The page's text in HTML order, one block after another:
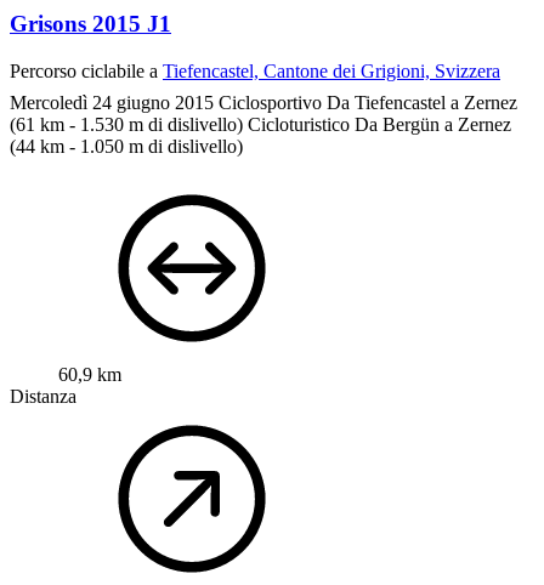
Grisons 2015 J1
Percorso ciclabile a Tiefencastel, Cantone dei Grigioni, Svizzera
Mercoledì 24 giugno 2015 Ciclosportivo Da Tiefencastel a Zernez
(61 km - 1.530 m di dislivello) Cicloturistico Da Bergün a Zernez
(44 km - 1.050 m di dislivello)
60,9 km
Distanza